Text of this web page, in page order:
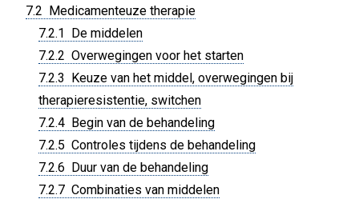
7.2 Medicamenteuze therapie
7.2.1 De middelen
7.2.2 Overwegingen voor het starten
7.2.3 Keuze van het middel, overwegingen bij
therapieresistentie, switchen
7.2.4 Begin van de behandeling
7.2.5 Controles tijdens de behandeling
7.2.6 Duur van de behandeling
7.2.7 Combinaties van middelen